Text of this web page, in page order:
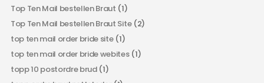
Top Ten Mail bestellen Braut (1)
Top Ten Mail bestellen Braut Site(2)
top ten mail order bride site(1)
top ten mail order bride webites(1)
topp 10 postordre brud(1)